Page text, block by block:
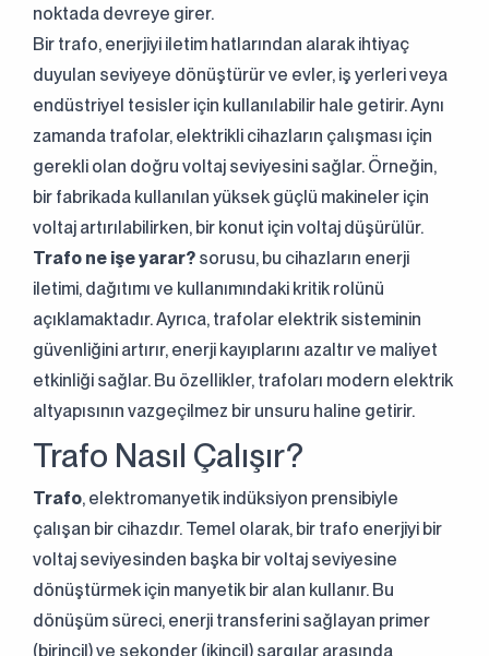
noktada devreye girer.
Bir trafo, enerjiyi iletim hatlarından alarak ihtiyaç
duyulan seviyeye dönüştürür ve evler, iş yerleri veya
endüstriyel tesisler için kullanılabilir hale getirir. Aynı
zamanda trafolar, elektrikli cihazların çalışması için
gerekli olan doğru voltaj seviyesini sağlar. Örneğin,
bir fabrikada kullanılan yüksek güçlü makineler için
voltaj artırılabilirken, bir konut için voltaj düşürülür.
Trafo ne işe yarar? sorusu, bu cihazların enerji
iletimi, dağıtımı ve kullanımındaki kritik rolünü
açıklamaktadır. Ayrıca, trafolar elektrik sisteminin
güvenliğini artırır, enerji kayıplarını azaltır ve maliyet
etkinliği sağlar. Bu özellikler, trafoları modern elektrik
altyapısının vazgeçilmez bir unsuru haline getirir.
Trafo Nasıl Çalışır?
Trafo, elektromanyetik indüksiyon prensibiyle
çalışan bir cihazdır. Temel olarak, bir trafo enerjiyi bir
voltaj seviyesinden başka bir voltaj seviyesine
dönüştürmek için manyetik bir alan kullanır. Bu
dönüşüm süreci, enerji transferini sağlayan primer
(birincil) ve sekonder (ikincil) sargılar arasında